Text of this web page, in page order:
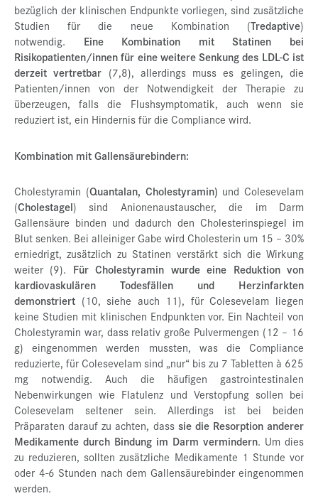
bezüglich der klinischen Endpunkte vorliegen, sind zusätzliche
Studien für die neue Kombination (Tredaptive)
notwendig. Eine Kombination mit Statinen bei
Risikopatienten/innen für eine weitere Senkung des LDL-C ist
derzeit vertretbar (7,8), allerdings muss es gelingen, die
Patienten/innen von der Notwendigkeit der Therapie zu
überzeugen, falls die Flushsymptomatik, auch wenn sie
reduziert ist, ein Hindernis für die Compliance wird.
Kombination mit Gallensäurebindern:
Cholestyramin (Quantalan, Cholestyramin) und Colesevelam
(Cholestagel) sind Anionenaustauscher, die im Darm
Gallensäure binden und dadurch den Cholesterinspiegel im
Blut senken. Bei alleiniger Gabe wird Cholesterin um 15 – 30%
erniedrigt, zusätzlich zu Statinen verstärkt sich die Wirkung
weiter (9). Für Cholestyramin wurde eine Reduktion von
kardiovaskulären Todesfällen und Herzinfarkten
demonstriert (10, siehe auch 11), für Colesevelam liegen
keine Studien mit klinischen Endpunkten vor. Ein Nachteil von
Cholestyramin war, dass relativ große Pulvermengen (12 – 16
g) eingenommen werden mussten, was die Compliance
reduzierte, für Colesevelam sind „nur“ bis zu 7 Tabletten à 625
mg notwendig. Auch die häufigen gastrointestinalen
Nebenwirkungen wie Flatulenz und Verstopfung sollen bei
Colesevelam seltener sein. Allerdings ist bei beiden
Präparaten darauf zu achten, dass sie die Resorption anderer
Medikamente durch Bindung im Darm vermindern. Um dies
zu reduzieren, sollten zusätzliche Medikamente 1 Stunde vor
oder 4-6 Stunden nach dem Gallensäurebinder eingenommen
werden.